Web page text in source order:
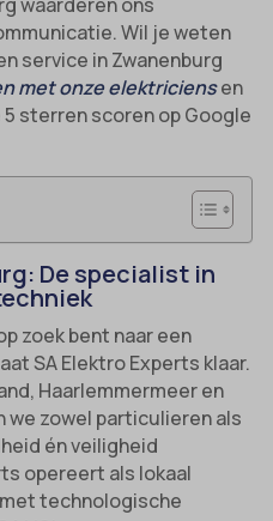
Wil je weten
service in Zwanenburg
met onze elektriciensen
sterren scoren op Google
De specialist in
zoek bent naar een
SA Elektro Experts klaar.
Haarlemmermeer en
zowel particulieren als
én veiligheid
opereert als lokaal
technologische